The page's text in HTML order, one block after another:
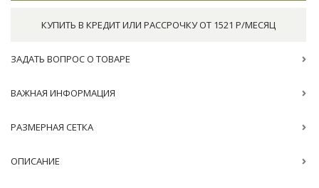
КУПИТЬ В КРЕДИТ ИЛИ РАССРОЧКУ ОТ 1521 Р/МЕСЯЦ
ЗАДАТЬ ВОПРОС О ТОВАРЕ
ВАЖНАЯ ИНФОРМАЦИЯ
РАЗМЕРНАЯ СЕТКА
ОПИСАНИЕ